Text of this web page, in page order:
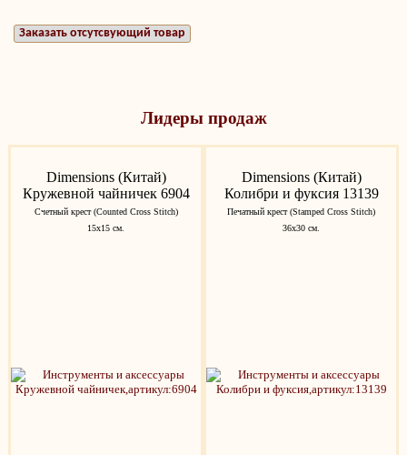
Заказать отсутсвующий товар
Лидеры продаж
Dimensions (Китай)
Кружевной чайничек 6904
Счетный крест (Counted Cross Stitch)
15x15 см.
Dimensions (Китай)
Колибри и фуксия 13139
Печатный крест (Stamped Cross Stitch)
36х30 см.